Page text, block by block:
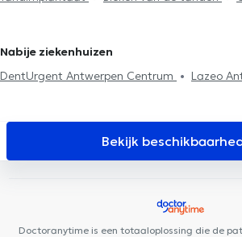
Nabije ziekenhuizen
DentUrgent Antwerpen Centrum
Lazeo
Tandartspraktijk Artes
SMILES
(SmilesByMaria)
Mediport DentUrgent
Radiologie Temse Dr. Van
DentUrgent Mechelen
Bekijk
Doctoranytime is een totaaloplossing die de